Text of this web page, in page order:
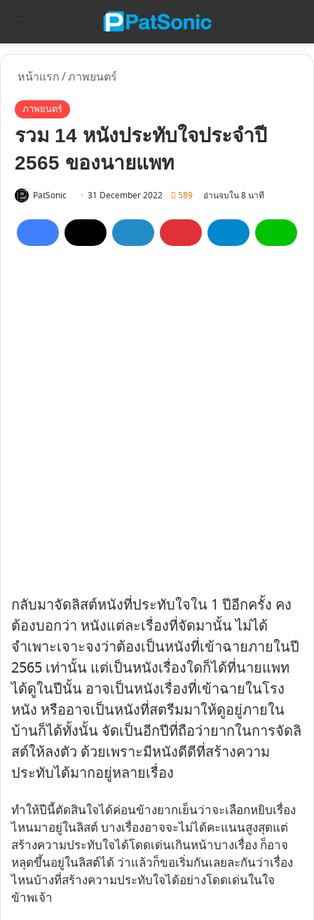
หน้าแรก/ภาพยนตร์
ภาพยนตร์
รวม 14 หนังประทับใจประจำปี
2565 ของนายแพท
PatSonic
Follow31 December 2022 589 อ่านจบใน 8 นาที
กลับมาจัดลิสต์หนังที่ประทับใจใน 1 ปีอีกครั้ง คง
ต้องบอกว่า หนังแต่ละเรื่องที่จัดมานั้น ไม่ได้
จำเพาะเจาะจงว่าต้องเป็นหนังที่เข้าฉายภายในปี
2565 เท่านั้น แต่เป็นหนังเรื่องใดก็ได้ที่นายแพท
ได้ดูในปีนั้น อาจเป็นหนังเรื่องที่เข้าฉายในโรง
หนัง หรืออาจเป็นหนังที่สตรีมมาให้ดูอยู่ภายใน
บ้านก็ได้ทั้งนั้น จัดเป็นอีกปีที่ถือว่ายากในการจัดลิ
สต์ให้ลงตัว ด้วยเพราะมีหนังดีดีที่สร้างความ
ประทับได้มากอยู่หลายเรื่อง
ทำให้ปีนี้ตัดสินใจได้ค่อนข้างยากเย็นว่าจะเลือกหยิบเรื่อง
ไหนมาอยู่ในลิสต์ บางเรื่องอาจจะไม่ได้คะแนนสูงสุดแต่
สร้างความประทับใจได้โดดเด่นเกินหน้าบางเรื่อง ก็อาจ
หลุดขึ้นอยู่ในลิสต์ได้ ว่าแล้วก็ขอเริ่มกันเลยละกันว่าเรื่อง
ไหนบ้างที่สร้างความประทับใจได้อย่างโดดเด่นในใจ
ข้าพเจ้า